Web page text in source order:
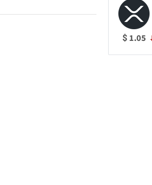
$ 1.05